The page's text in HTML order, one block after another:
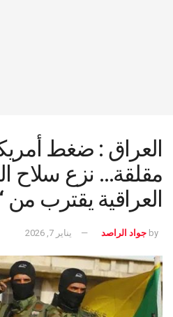
العراق : ضغط
مقلقة… نزع سلاح
العراقية يقترب من
by جواد الراصد يناير 7, 2026